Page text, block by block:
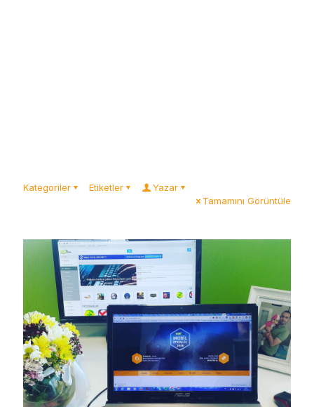
Kategoriler Etiketler
Yazar
Tamamını Görüntüle